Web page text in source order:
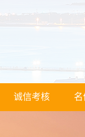
诚信考核 名